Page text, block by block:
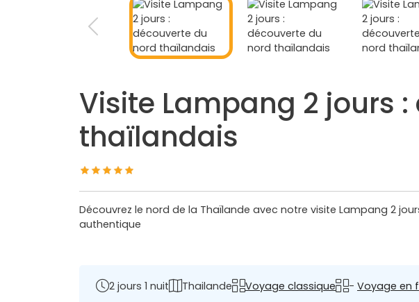
Visite Lampang 2 jours
thaïlandais
Découvrez le nord de la Thaïlande avec notre visite Lampang 2
authentique
2 jours 1 nuit Thailande Voyage classique - Voyage en